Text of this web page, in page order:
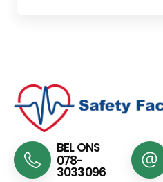
BEL ONS
078-
3033096